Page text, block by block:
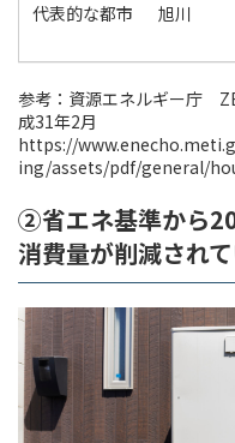
代表的な都市 旭川
参考：資源エネルギー庁
成31年2月
https://
ing/assets/pdf/general/
②省エネ基準から
消費量が削減され